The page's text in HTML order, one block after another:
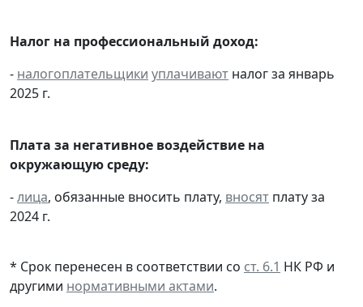
Налог на профессиональный доход:
- налогоплательщики уплачивают налог за январь
2025 г.
Плата за негативное воздействие на
окружающую среду:
-лица, обязанные вносить плату, вносят плату за
2024 г.
* Срок перенесен в соответствии со ст. 6.1 НК РФ и
другими нормативными актами.